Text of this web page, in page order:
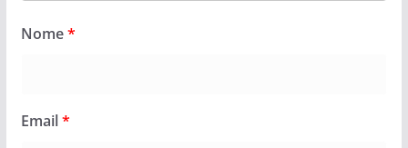
Nome*
Email*